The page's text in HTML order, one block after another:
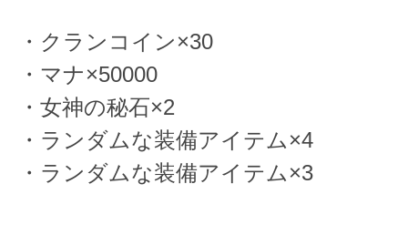
・クランコイン×30
・マナ×50000
・女神の秘石×2
・ランダムな装備アイテム×4
・ランダムな装備アイテム×3